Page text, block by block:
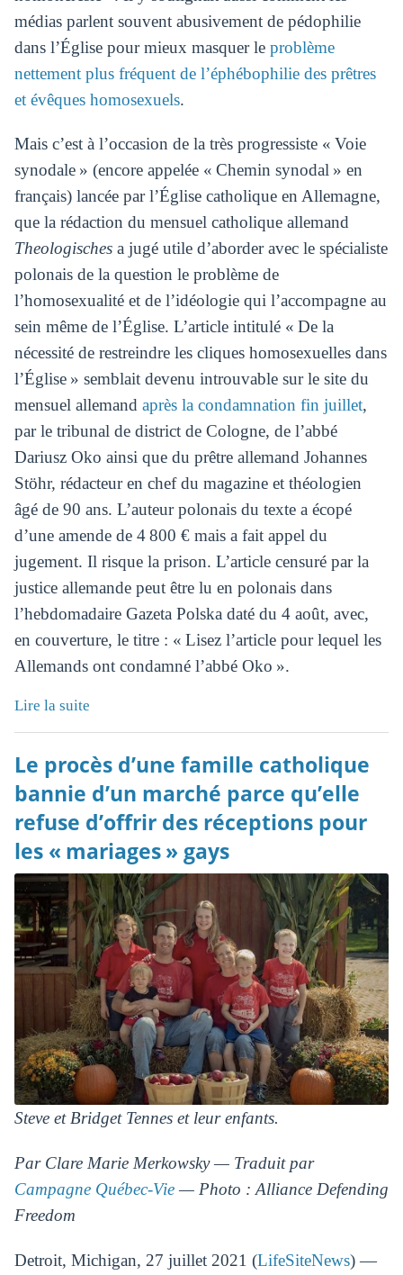
médias parlent souvent abusivement de pédophilie
dans l’Église pour mieux masquer le problème
nettement plus fréquent de l’éphébophilie des prêtres
et évêques homosexuels.
Mais c’est à l’occasion de la très progressiste « Voie
synodale » (encore appelée « Chemin synodal » en
français) lancée par l’Église catholique en Allemagne,
que la rédaction du mensuel catholique allemand
Theologischesa jugé utile d’aborder avec le spécialiste
polonais de la question le problème de
l’homosexualité et de l’idéologie qui l’accompagne au
sein même de l’Église. L’article intitulé « De la
nécessité de restreindre les cliques homosexuelles dans
l’Église » semblait devenu introuvable sur le site du
mensuel allemand après la condamnation fin juillet,
par le tribunal de district de Cologne, de l’abbé
Dariusz Oko ainsi que du prêtre allemand Johannes
Stöhr, rédacteur en chef du magazine et théologien
âgé de 90 ans. L’auteur polonais du texte a écopé
d’une amende de 4 800 € mais a fait appel du
jugement. Il risque la prison. L’article censuré par la
justice allemande peut être lu en polonais dans
l’hebdomadaire Gazeta Polska daté du 4 août, avec,
en couverture, le titre : « Lisez l’article pour lequel les
Allemands ont condamné l’abbé Oko ».
Lire la suite
Le procès d’une famille catholique
bannie d’un marché parce qu’elle
refuse d’offrir des réceptions pour
les « mariages » gays
Steve et Bridget Tennes et leur enfants.
Par Clare Marie Merkowsky — Traduit par
Campagne Québec-Vie— Photo : Alliance Defending
Freedom
Detroit, Michigan, 27 juillet 2021 (LifeSiteNews) —